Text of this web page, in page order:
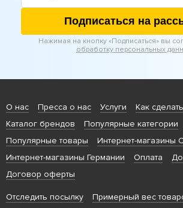
Подписаться на
Нажимая на кнопку «Подписаться» вы
обработку персональных
О нас Пресса о нас Услуги
Как
Каталог брендов
Популярные категории
Популярные товары
Интернет-магазины
Интернет-магазины Германии
Оплата
Договор оферты
Отследить посылку Примерный вес